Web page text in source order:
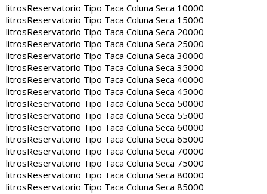
litrosReservatorio Tipo Taca Coluna Seca 10000
litrosReservatorio Tipo Taca Coluna Seca 15000
litrosReservatorio Tipo Taca Coluna Seca 20000
litrosReservatorio Tipo Taca Coluna Seca 25000
litrosReservatorio Tipo Taca Coluna Seca 30000
litrosReservatorio Tipo Taca Coluna Seca 35000
litrosReservatorio Tipo Taca Coluna Seca 40000
litrosReservatorio Tipo Taca Coluna Seca 45000
litrosReservatorio Tipo Taca Coluna Seca 50000
litrosReservatorio Tipo Taca Coluna Seca 55000
litrosReservatorio Tipo Taca Coluna Seca 60000
litrosReservatorio Tipo Taca Coluna Seca 65000
litrosReservatorio Tipo Taca Coluna Seca 70000
litrosReservatorio Tipo Taca Coluna Seca 75000
litrosReservatorio Tipo Taca Coluna Seca 80000
litrosReservatorio Tipo Taca Coluna Seca 85000